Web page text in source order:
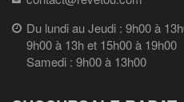
Du lundi au Jeudi : 9h00 à
9h00 à 13h et 15h00 à 19h00
Samedi : 9h00 à 13h00